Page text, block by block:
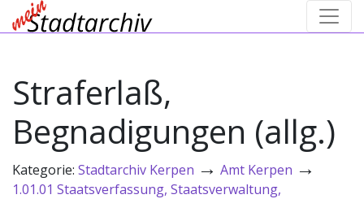
Straferlaß,
Begnadigungen (allg.)
Kategorie: Stadtarchiv Kerpen → Amt Kerpen →
1.01.01 Staatsverfassung, Staatsverwaltung,